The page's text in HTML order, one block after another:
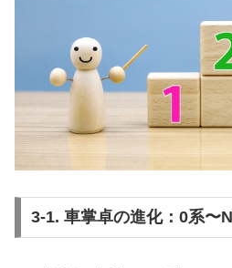
3-1. 車掌卓の進化：0系〜